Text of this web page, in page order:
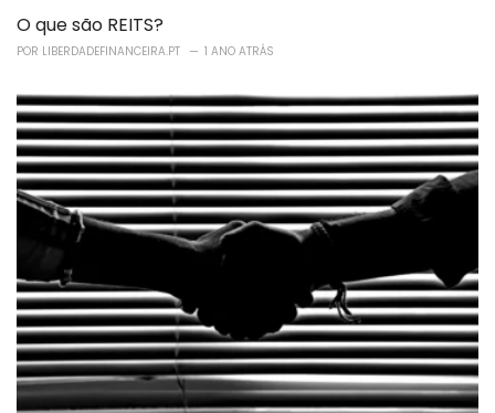
O que são REITS?
POR LIBERDADEFINANCEIRA.PT 1 ANO ATRÁS